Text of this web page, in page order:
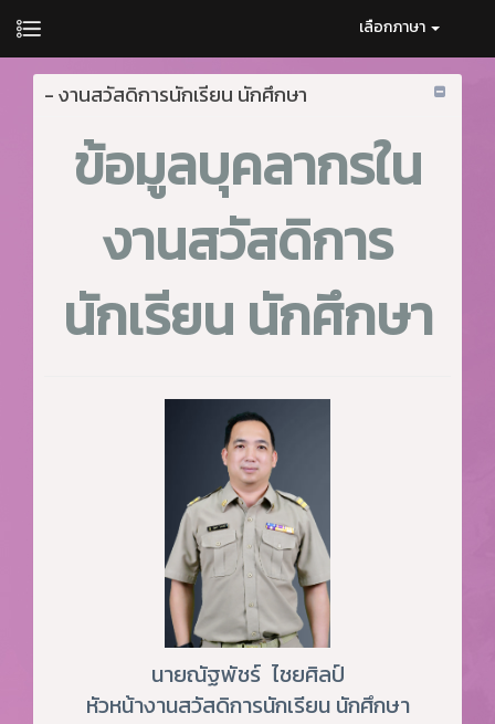
เลือกภาษา
- งานสวัสดิการนักเรียน นักศึกษา
ข้อมูลบุคลากรใน
งานสวัสดิการ
นักเรียน นักศึกษา
นายณัฐพัชร์ ไชยศิลป์
หัวหน้างานสวัสดิการนักเรียน นักศึกษา